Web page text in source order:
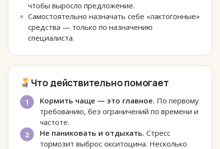
чтобы выросло предложение.
Самостоятельно назначать себе «лактогонные»
средства — только по назначению
специалиста.
Что действительно помогает
Кормить чаще — это главное. По первому
требованию, без ограничений по времени и
частоте.
Не паниковать и отдыхать. Стресс
тормозит выброс окситоцина. Несколько